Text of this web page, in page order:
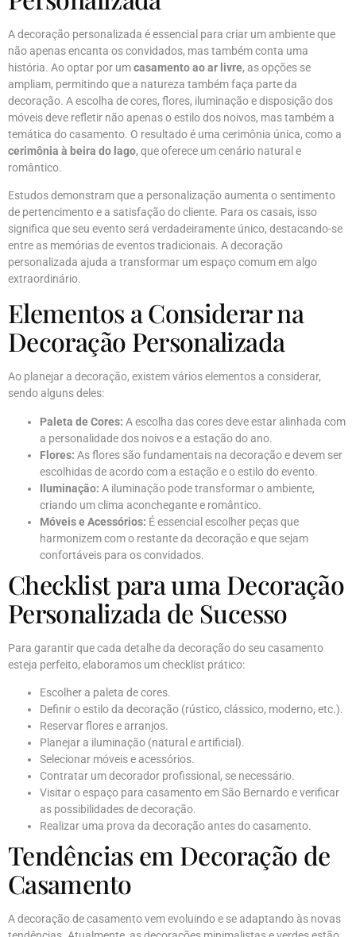
A decoração personalizada é essencial para criar um ambiente que
não apenas encanta os convidados, mas também conta uma
história. Ao optar por umcasamento ao ar livre, as opções se
ampliam, permitindo que a natureza também faça parte da
decoração. A escolha de cores, flores, iluminação e disposição dos
móveis deve refletir não apenas o estilo dos noivos, mas também a
temática do casamento. O resultado é uma cerimônia única, como a
cerimônia à beira do lago, que oferece um cenário natural e
romântico.
Estudos demonstram que a personalização aumenta o sentimento
de pertencimento e a satisfação do cliente. Para os casais, isso
significa que seu evento será verdadeiramente único, destacando-se
entre as memórias de eventos tradicionais. A decoração
personalizada ajuda a transformar um espaço comum em algo
extraordinário.
Elementos a Considerar na
Decoração Personalizada
Ao planejar a decoração, existem vários elementos a considerar,
sendo alguns deles:
Paleta de Cores: A escolha das cores deve estar alinhada com
a personalidade dos noivos e a estação do ano.
Flores: As flores são fundamentais na decoração e devem ser
escolhidas de acordo com a estação e o estilo do evento.
Iluminação: A iluminação pode transformar o ambiente,
criando um clima aconchegante e romântico.
Móveis e Acessórios: É essencial escolher peças que
harmonizem com o restante da decoração e que sejam
confortáveis para os convidados.
Checklist para uma Decoração
Personalizada de Sucesso
Para garantir que cada detalhe da decoração do seu casamento
esteja perfeito, elaboramos um checklist prático:
Escolher a paleta de cores.
Definir o estilo da decoração (rústico, clássico, moderno, etc.).
Reservar flores e arranjos.
Planejar a iluminação (natural e artificial).
Selecionar móveis e acessórios.
Contratar um decorador profissional, se necessário.
Visitar o espaço para casamento em São Bernardo e verificar
as possibilidades de decoração.
Realizar uma prova da decoração antes do casamento.
Tendências em Decoração de
Casamento
A decoração de casamento vem evoluindo e se adaptando às novas